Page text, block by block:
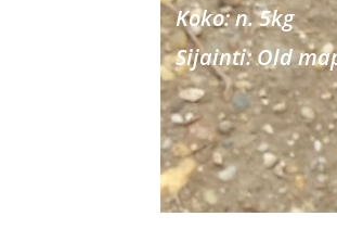
Koko: n. 5kg
Sijainti: Old